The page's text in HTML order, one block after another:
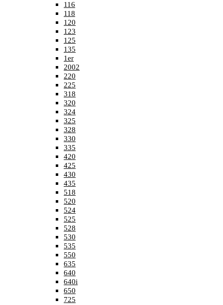
116
118
120
123
125
135
1er
2002
220
225
318
320
324
325
328
330
335
420
425
430
435
518
520
524
525
528
530
535
550
635
640
640i
650
725